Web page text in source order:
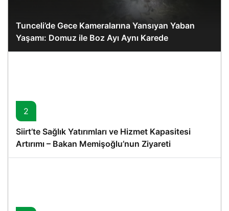
Tunceli’de Gece Kameralarına Yansıyan Yaban
Yaşamı: Domuz ile Boz Ayı Aynı Karede
2
Siirt’te Sağlık Yatırımları ve Hizmet Kapasitesi
Artırımı – Bakan Memişoğlu’nun Ziyareti